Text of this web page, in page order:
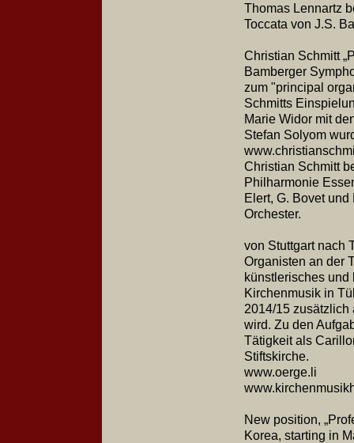
Thomas Lennartz
Toccata von J.S.
Christian Schmitt
Bamberger
zum "principal
Schmitts
Marie Widor mit
Stefan Solyom
Christian Schmitt
Philharmonie
Elert, G. Bovet
Orchester.
von Stuttgart nach
Organisten an der
künstlerisches
Kirchenmusik in
2014/15 zusätzlich
wird. Zu den
Tätigkeit als
Stiftskirche.
www.oerge.li
New position,
Korea, starting in